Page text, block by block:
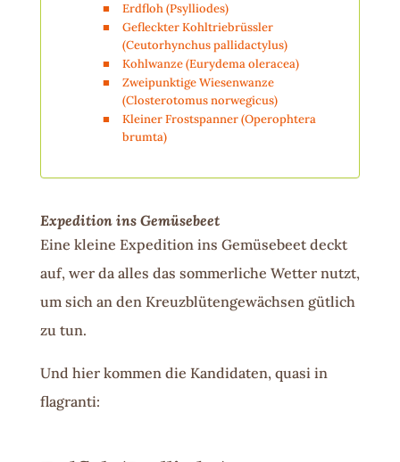
Erdfloh (Psylliodes)
Gefleckter Kohltriebrüssler
(Ceutorhynchus pallidactylus)
Kohlwanze (Eurydema oleracea)
Zweipunktige Wiesenwanze
(Closterotomus norwegicus)
Kleiner Frostspanner (Operophtera
brumta)
Expedition ins Gemüsebeet
Eine kleine Expedition ins Gemüsebeet deckt
auf, wer da alles das sommerliche Wetter nutzt,
um sich an den Kreuzblütengewächsen gütlich
zu tun.
Und hier kommen die Kandidaten, quasi in
flagranti: